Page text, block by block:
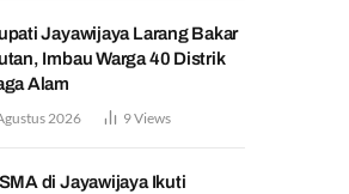
Jayawijaya Larang Bakar
Imbau Warga 40 Distrik
Alam
2026 9Views
di Jayawijaya Ikuti